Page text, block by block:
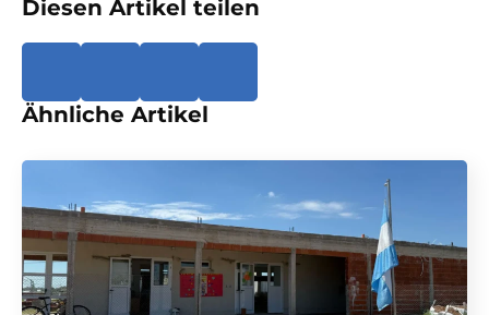
Diesen Artikel teilen
Ähnliche Artikel